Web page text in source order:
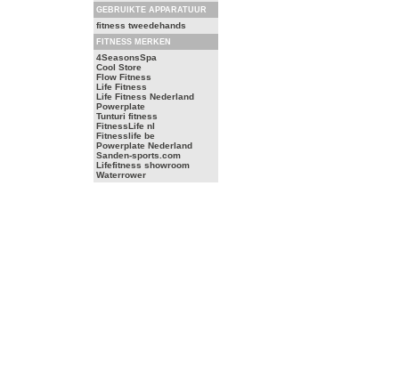
GEBRUIKTE APPARATUUR
fitness tweedehands
FITNESS MERKEN
4SeasonsSpa
Cool Store
Flow Fitness
Life Fitness
Life Fitness Nederland
Powerplate
Tunturi fitness
FitnessLife nl
Fitnesslife be
Powerplate Nederland
Sanden-sports.com
Lifefitness showroom
Waterrower